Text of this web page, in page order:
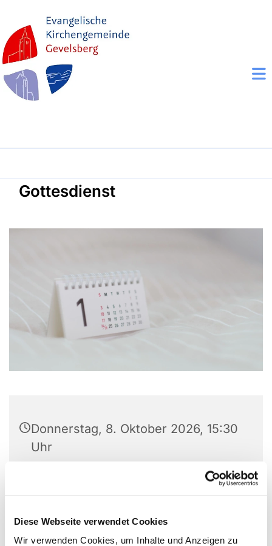
Diese Webseite verwendet Cookies
Wir verwenden Cookies, um Inhalte und Anzeigen zu
Gottesdienst
Donnerstag, 8. Oktober 2026, 15:30
Uhr
Ev. Kirchengemeinde Gevelsberg,
Kampstr. 6, 58285 Gevelsberg